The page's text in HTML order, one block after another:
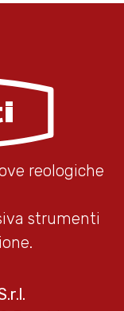
reologiche
strumenti